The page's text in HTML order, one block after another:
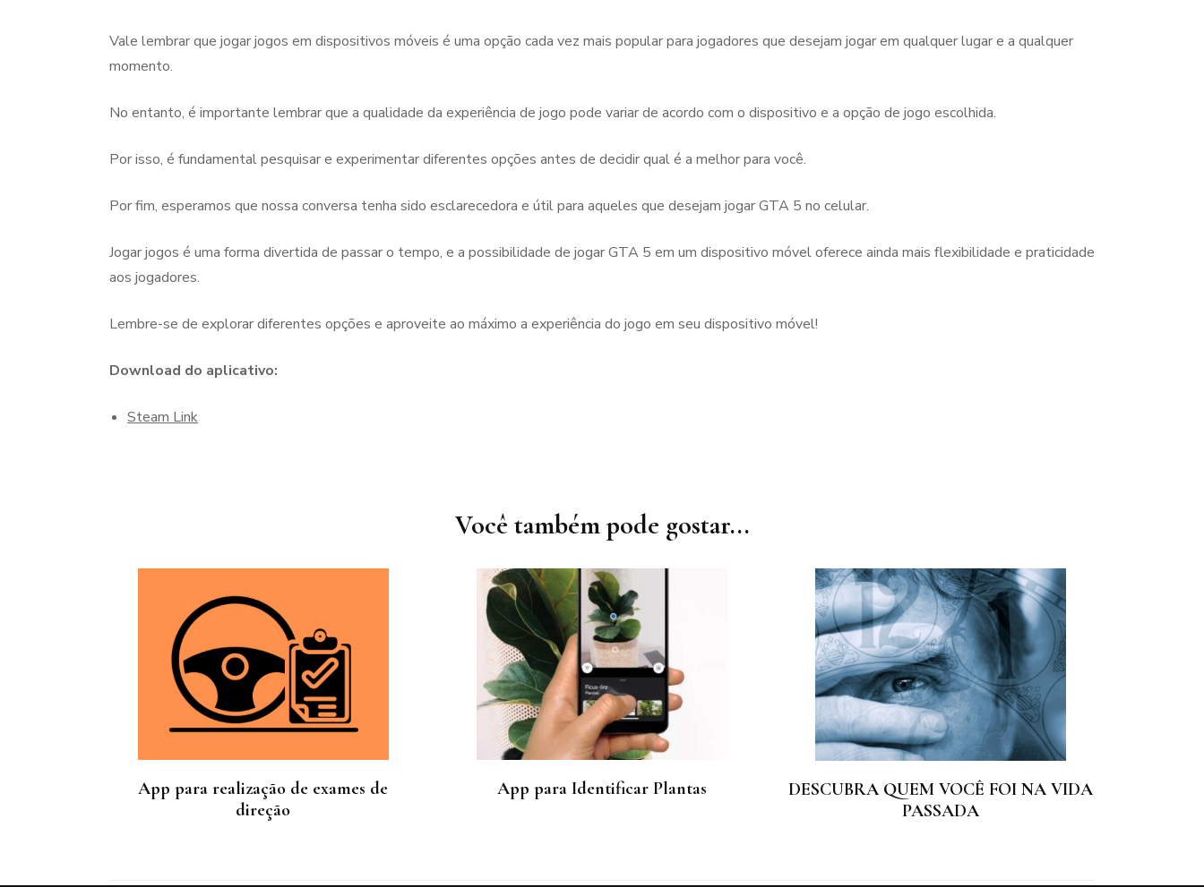
Vale lembrar que jogar jogos em dispositivos móveis é uma opção cada vez mais popular para jogadores que desejam jogar em qualquer lugar e a qualquer
momento.
No entanto, é importante lembrar que a qualidade da experiência de jogo pode variar de acordo com o dispositivo e a opção de jogo escolhida.
Por isso, é fundamental pesquisar e experimentar diferentes opções antes de decidir qual é a melhor para você.
Por fim, esperamos que nossa conversa tenha sido esclarecedora e útil para aqueles que desejam jogar GTA 5 no celular.
Jogar jogos é uma forma divertida de passar o tempo, e a possibilidade de jogar GTA 5 em um dispositivo móvel oferece ainda mais flexibilidade e praticidade
aos jogadores.
Lembre-se de explorar diferentes opções e aproveite ao máximo a experiência do jogo em seu dispositivo móvel!
Download do aplicativo:
Steam Link
Você também pode gostar...
App para realização de exames de
direção
App para Identificar Plantas
DESCUBRA QUEM VOCÊ FOI NA VIDA
PASSADA